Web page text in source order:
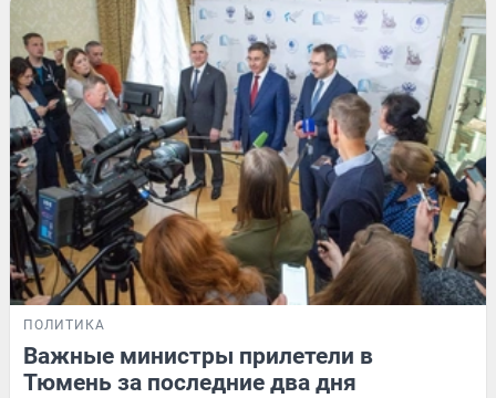
ПОЛИТИКА
Важные министры прилетели в
Тюмень за последние два дня